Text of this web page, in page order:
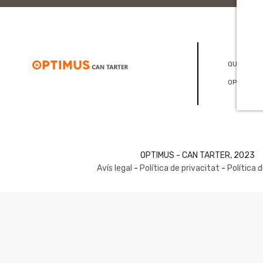
QUI SOM
OPTIMUS - CAN TARTER, 2023
Avís legal - Política de privacitat - Política